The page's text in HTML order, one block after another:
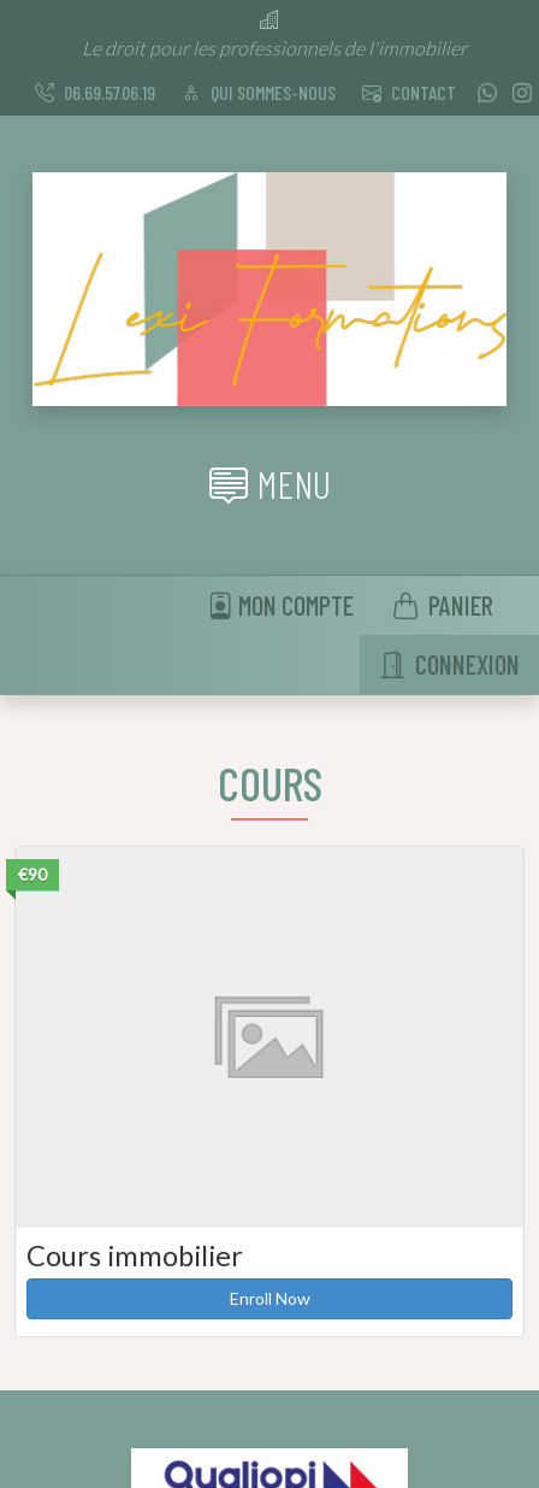
Le droit pour les professionnels de l'immobilier
06.69.57.06.19
QUI SOMMES-NOUS CONTACT
MENU
MON COMPTE
PANIER
CONNEXION
COURS
€90
Cours immobilier
Enroll Now